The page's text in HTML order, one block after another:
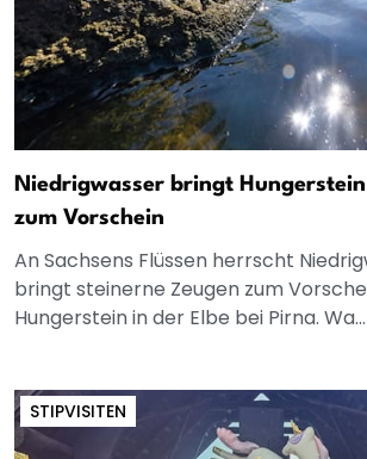
Niedrigwasser bringt
zum Vorschein
An Sachsens Flüssen herrscht
bringt steinerne Zeugen zum
Hungerstein in der Elbe bei Pirna. Wa...
STIPVISITEN